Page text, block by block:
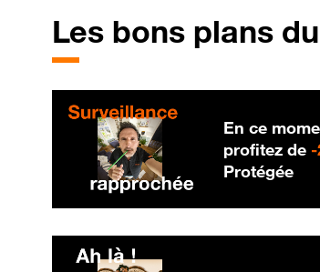
Les bons plans
En ce
profitez de -
Protégée